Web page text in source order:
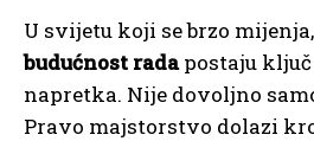
U svijetu koji se brzo mijenja,
budućnost radapostaju
napretka. Nije dovoljno
Pravo majstorstvo dolazi